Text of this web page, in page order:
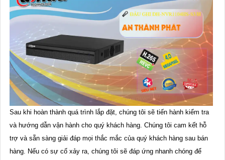
Sau khi hoàn thành quá trình lắp đặt, chúng tôi sẽ tiến hành kiểm tra
và hướng dẫn vận hành cho quý khách hàng. Chúng tôi cam kết hỗ
trợ và sẵn sàng giải đáp mọi thắc mắc của quý khách hàng sau bán
hàng. Nếu có sự cố xảy ra, chúng tôi sẽ đáp ứng nhanh chóng để